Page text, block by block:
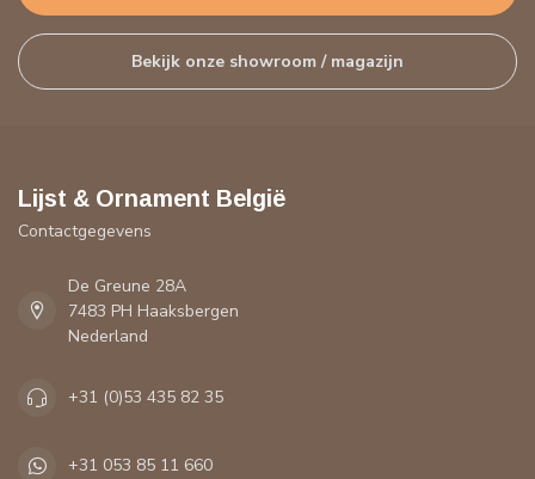
Bekijk onze showroom / magazijn
Lijst & Ornament België
Contactgegevens
De Greune 28A
7483 PH Haaksbergen
Nederland
+31 (0)53 435 82 35
+31 053 85 11 660